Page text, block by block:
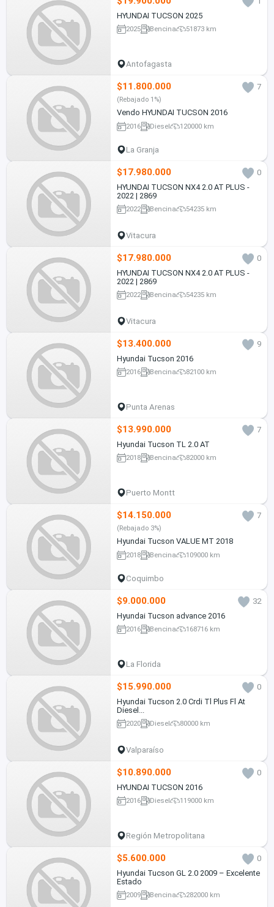
HYUNDAI TUCSON 2025
2025 Bencina 51873 km
Antofagasta
$11.800.000 7
(Rebajado 1%)
Vendo HYUNDAI TUCSON 2016
2016 Diesel 120000 km
La Granja
$17.980.000
0
HYUNDAI TUCSON NX4 2.0 AT PLUS -
2022 | 2869
2022 Bencina 54235 km
Vitacura
$17.980.000
0
HYUNDAI TUCSON NX4 2.0 AT PLUS -
2022 | 2869
2022 Bencina 54235 km
Vitacura
$13.400.000
9
Hyundai Tucson 2016
2016 Bencina 82100 km
Punta Arenas
$13.990.000
7
Hyundai Tucson TL 2.0 AT
2018 Bencina 82000 km
Puerto Montt
$14.150.000 7
(Rebajado 3%)
Hyundai Tucson VALUE MT 2018
2018 Bencina 109000 km
Coquimbo
$9.000.000
32
Hyundai Tucson advance 2016
2016 Bencina 168716 km
La Florida
$15.990.000
0
Hyundai Tucson 2.0 Crdi Tl Plus Fl At
Diesel...
2020 Diesel 80000 km
Valparaíso
$10.890.000
0
HYUNDAI TUCSON 2016
2016 Diesel 119000 km
Región Metropolitana
$5.600.000
0
Hyundai Tucson GL 2.0 2009 – Excelente
Estado
2009 Bencina 282000 km